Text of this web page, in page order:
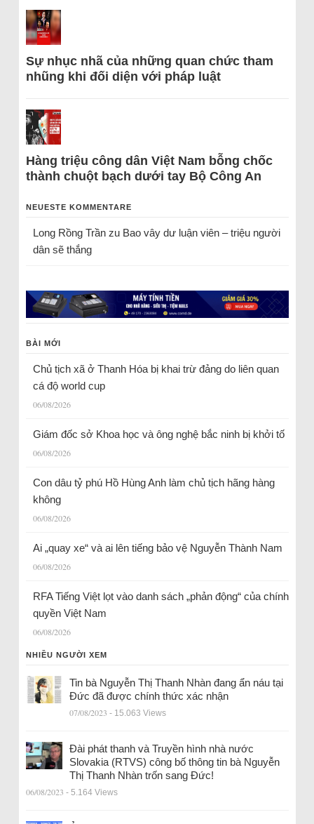
Sự nhục nhã của những quan chức tham
nhũng khi đối diện với pháp luật
Hàng triệu công dân Việt Nam bỗng chốc
thành chuột bạch dưới tay Bộ Công An
NEUESTE KOMMENTARE
Long Rồng Trầnzu Bao vây dư luận viên – triệu người
dân sẽ thắng
BÀI MỚI
Chủ tịch xã ở Thanh Hóa bị khai trừ đảng do liên quan
cá độ world cup
06/08/2026
Giám đốc sở Khoa học và ông nghệ bắc ninh bị khởi tố
06/08/2026
Con dâu tỷ phú Hồ Hùng Anh làm chủ tịch hãng hàng
không
06/08/2026
Ai „quay xe“ và ai lên tiếng bảo vệ Nguyễn Thành Nam
06/08/2026
RFA Tiếng Việt lọt vào danh sách „phản động“ của chính
quyền Việt Nam
06/08/2026
NHIỀU NGƯỜI XEM
Tin bà Nguyễn Thị Thanh Nhàn đang ẩn náu tại
Đức đã được chính thức xác nhận
07/08/2023 - 15.063 Views
Đài phát thanh và Truyền hình nhà nước
Slovakia (RTVS) công bố thông tin bà Nguyễn
Thị Thanh Nhàn trốn sang Đức!
06/08/2023 - 5.164 Views